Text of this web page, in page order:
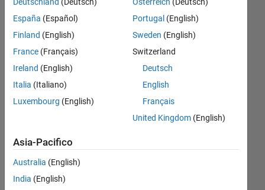
bharat
yadav
15 Giu
2017
Risposta
2017
Visualizzazioni
(30 giorni)
España (Español)
Finland (English)
France (Français)
Ireland (English)
Italia (Italiano)
Luxembourg (English)
Portugal (English)
Sweden (English)
Switzerland
Deutsch
English
Français
United Kingdom(English)
Asia-Pacifico
Australia (English)
India (English)